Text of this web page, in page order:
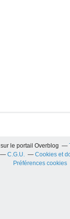
sur le portail Overblog
C.G.U.
Cookies et
Préférences cookies